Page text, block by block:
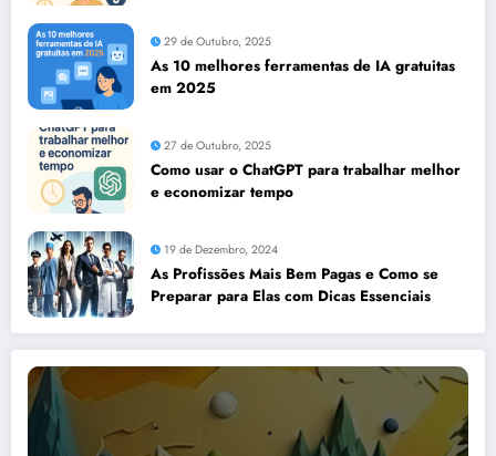
29 de Outubro, 2025
As 10 melhores ferramentas de IA gratuitas
em 2025
27 de Outubro, 2025
Como usar o ChatGPT para trabalhar melhor
e economizar tempo
19 de Dezembro, 2024
As Profissões Mais Bem Pagas e Como se
Preparar para Elas com Dicas Essenciais